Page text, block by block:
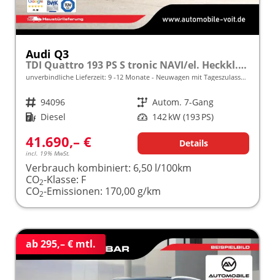
Audi Q3
TDI Quattro 193 PS S tronic NAVI/el. Heckkl./LED frei konfigurierbar!
unverbindliche Lieferzeit: 9 -12 Monate Neuwagen mit Tageszulassung
Fahrzeugnr. 94096 Getriebe Autom. 7-Gang
Kraftstoff Diesel Leistung 142 kW (193 PS)
41.690,– €
incl. 19% MwSt.
Details
Verbrauch kombiniert: 6,50 l/100km
CO2-Klasse: F
CO2-Emissionen: 170,00 g/km
ab 295,– € mtl.